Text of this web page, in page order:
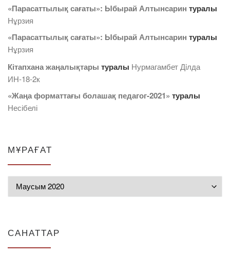
«Парасаттылық сағаты»: Ыбырай Алтынсарин туралы
Нұрзия
«Парасаттылық сағаты»: Ыбырай Алтынсарин туралы
Нұрзия
Кітапхана жаңалықтары туралы Нурмагамбет Дiлда
ИН-18-2к
«Жаңа форматтағы болашақ педагог-2021» туралы
Несібелі
МҰРАҒАТ
САНАТТАР